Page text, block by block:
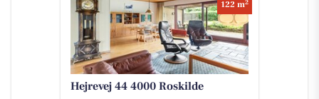
122 m2
Hejrevej 44 4000 Roskilde